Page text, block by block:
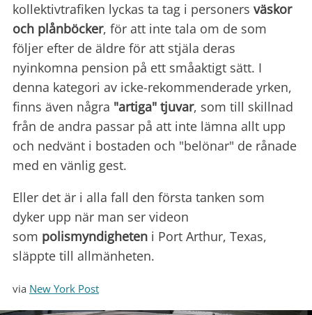
kollektivtrafiken lyckas ta tag i personers väskor
och plånböcker, för att inte tala om de som
följer efter de äldre för att stjäla deras
nyinkomna pension på ett småaktigt sätt. I
denna kategori av icke-rekommenderade yrken,
finns även några "artiga" tjuvar, som till skillnad
från de andra passar på att inte lämna allt upp
och nedvänt i bostaden och "belönar" de rånade
med en vänlig gest.
Eller det är i alla fall den första tanken som
dyker upp när man ser videon
som polismyndigheten i Port Arthur, Texas,
släppte till allmänheten.
via New York Post